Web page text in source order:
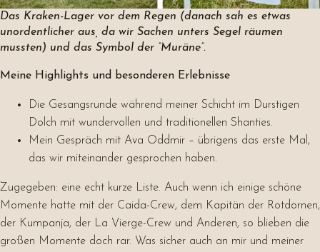
Das Kraken-Lager vor dem Regen (danach sah es etwas
unordentlicher aus, da wir Sachen unters Segel räumen
mussten) und das Symbol der “Muräne”.
Meine Highlights und besonderen Erlebnisse
Die Gesangsrunde während meiner Schicht im Durstigen
Dolch mit wundervollen und traditionellen Shanties.
Mein Gespräch mit Ava Oddmir – übrigens das erste Mal,
das wir miteinander gesprochen haben.
Zugegeben: eine echt kurze Liste. Auch wenn ich einige schöne
Momente hatte mit der Caida-Crew, dem Kapitän der Rotdornen,
der Kumpanja, der La Vierge-Crew und Anderen, so blieben die
großen Momente doch rar. Was sicher auch an mir und meiner